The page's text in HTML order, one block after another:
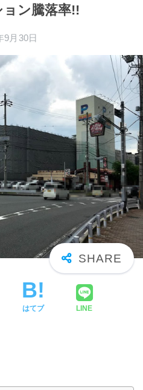
ン騰落率!!
9月30日
はてブ LINE